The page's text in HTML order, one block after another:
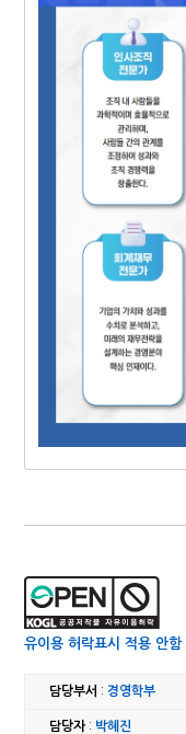
유이용 허락표시 적용 안함
담당부서 :경영학부
담당자: 박혜진